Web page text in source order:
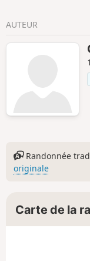
AUTEUR
Randonnée
originale
Carte de la